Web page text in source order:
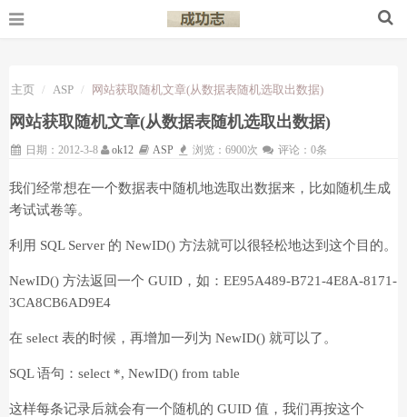
主页 ASP 网站获取随机文章(从数据表随机选取出数据)
网站获取随机文章(从数据表随机选取出数据)
日期：2012-3-8 ok12 ASP 浏览：6900次 评论：0条
我们经常想在一个数据表中随机地选取出数据来，比如随机生成
考试试卷等。
利用 SQL Server 的 NewID() 方法就可以很轻松地达到这个目的。
NewID() 方法返回一个 GUID，如：EE95A489-B721-4E8A-8171-
3CA8CB6AD9E4
在 select 表的时候，再增加一列为 NewID() 就可以了。
SQL 语句：select *, NewID() from table
这样每条记录后就会有一个随机的 GUID 值，我们再按这个